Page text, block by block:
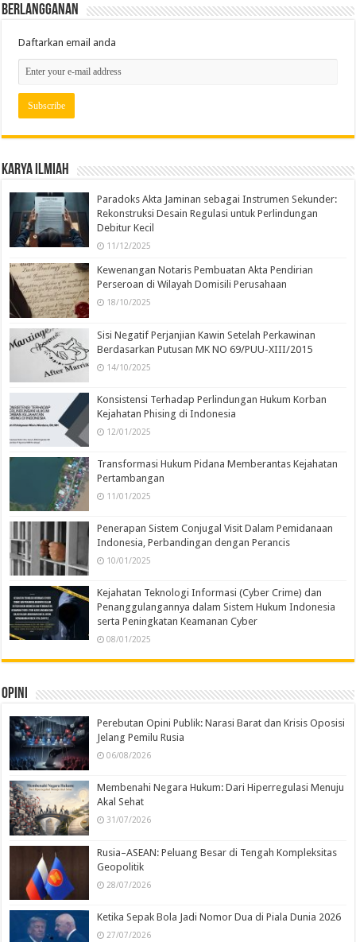
Berlangganan
Daftarkan email anda
Karya Ilmiah
Paradoks Akta Jaminan sebagai Instrumen Sekunder:
Rekonstruksi Desain Regulasi untuk Perlindungan
Debitur Kecil
11/12/2025
Kewenangan Notaris Pembuatan Akta Pendirian
Perseroan di Wilayah Domisili Perusahaan
18/10/2025
Sisi Negatif Perjanjian Kawin Setelah Perkawinan
Berdasarkan Putusan MK NO 69/PUU-XIII/2015
14/10/2025
Konsistensi Terhadap Perlindungan Hukum Korban
Kejahatan Phising di Indonesia
12/01/2025
Transformasi Hukum Pidana Memberantas Kejahatan
Pertambangan
11/01/2025
Penerapan Sistem Conjugal Visit Dalam Pemidanaan
Indonesia, Perbandingan dengan Perancis
10/01/2025
Kejahatan Teknologi Informasi (Cyber Crime) dan
Penanggulangannya dalam Sistem Hukum Indonesia
serta Peningkatan Keamanan Cyber
08/01/2025
Opini
Perebutan Opini Publik: Narasi Barat dan Krisis Oposisi
Jelang Pemilu Rusia
06/08/2026
Membenahi Negara Hukum: Dari Hiperregulasi Menuju
Akal Sehat
31/07/2026
Rusia–ASEAN: Peluang Besar di Tengah Kompleksitas
Geopolitik
28/07/2026
Ketika Sepak Bola Jadi Nomor Dua di Piala Dunia 2026
27/07/2026